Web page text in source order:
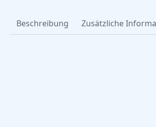
Beschreibung Zusätzliche